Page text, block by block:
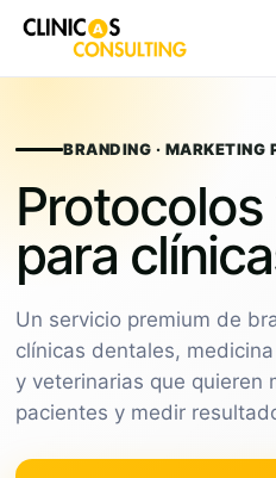
contentBRANDING · MARKETING
para
Un servicio premium de
clínicas dentales,
y veterinarias que quieren
pacientes y medir